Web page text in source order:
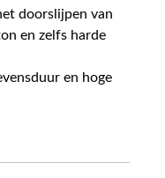
doorslijpen van
en zelfs harde
en hoge